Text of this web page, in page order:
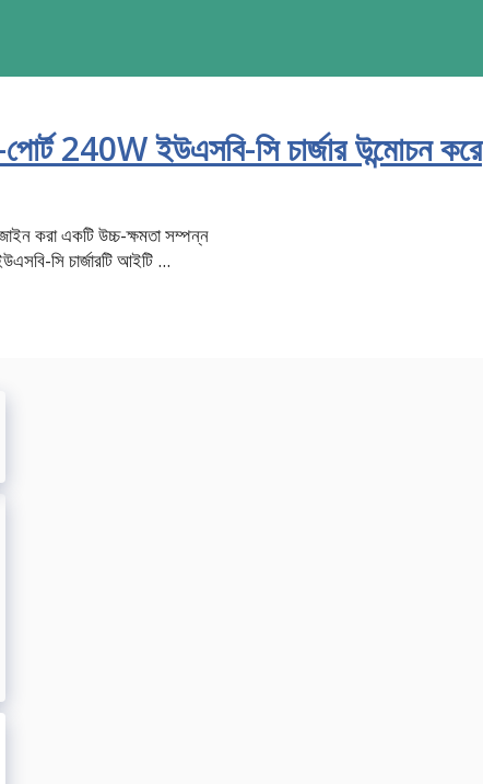
240W ইউএসবি-সি চার্জার উন্মোচন করে
করা একটি উচ্চ-ক্ষমতা সম্পন্ন
সি চার্জারটি আইটি ...